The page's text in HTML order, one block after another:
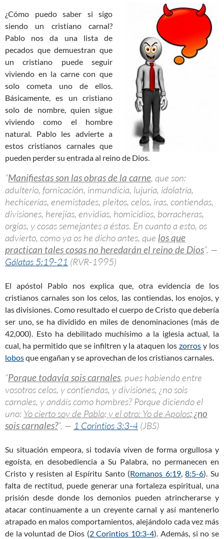
¿Cómo puedo saber si sigo
siendo un cristiano carnal?
Pablo nos da una lista de
pecados que demuestran que
un cristiano puede seguir
viviendo en la carne con que
solo cometa uno de ellos.
Básicamente, es un cristiano
solo de nombre, quien sigue
viviendo como el hombre
natural. Pablo les advierte a
estos cristianos carnales que
pueden perder su entrada al reino de Dios.
“Manifiestas son las obras de la carne, que son:
adulterio, fornicación, inmundicia, lujuria, idolatría,
hechicerías, enemistades, pleitos, celos, iras, contiendas,
divisiones, herejías, envidias, homicidios, borracheras,
orgías, y cosas semejantes a éstas. En cuanto a esto, os
advierto, como ya os he dicho antes, que los que
practican tales cosas no heredarán el reino de Dios”. —
Gálatas 5:19-21 (RVR-1995)
El apóstol Pablo nos explica que, otra evidencia de los
cristianos carnales son los celos, las contiendas, los enojos, y
las divisiones. Como resultado el cuerpo de Cristo que debería
ser uno, se ha dividido en miles de denominaciones (más de
42,000). Esto ha debilitado muchísimo a la iglesia actual, la
cual, ha permitido que se infiltren y la ataquen loszorros y los
lobosque engañan y se aprovechan de los cristianos carnales.
“Porque todavía sois carnales, pues habiendo entre
vosotros celos, y contiendas, y divisiones, ¿no sois
carnales, y andáis como hombres? Porque diciendo el
uno: Yo cierto soy de Pablo; y el otro: Yo de Apolos; ¿no
sois carnales?”. — 1 Corintios 3:3-4 (JBS)
Su situación empeora, si todavía viven de forma orgullosa y
egoísta, en desobediencia a Su Palabra, no permanecen en
Cristo y resisten al Espíritu Santo (Romanos 6:19,8:5-6). Su
falta de rectitud, puede generar una fortaleza espiritual, una
prisión desde donde los demonios pueden atrincherarse y
atacar continuamente a un creyente carnal y así mantenerlo
atrapado en malos comportamientos, alejándolo cada vez más
de la voluntad de Dios (2 Corintios 10:3-4). Además, si no se